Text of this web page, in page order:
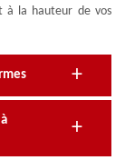
à la hauteur de vos